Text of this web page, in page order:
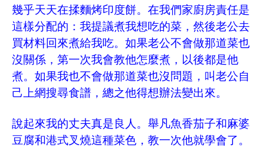
幾乎天天在揉麵烤印度餅。在我們家廚房責任是
這樣分配的：我提議煮我想吃的菜，然後老公去
買材料回來煮給我吃。如果老公不會做那道菜也
沒關係，第一次我會教他怎麼煮，以後都是他
煮。如果我也不會做那道菜也沒問題，叫老公自
己上網搜尋食譜，總之他得想辦法變出來。
說起來我的丈夫真是良人。舉凡魚香茄子和麻婆
豆腐和港式叉燒這種菜色，教一次他就學會了。